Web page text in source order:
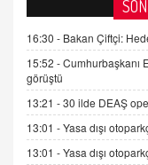
Kişisel
gelişimi
SEHER
Kış
9.12.2025
16:30 - Bakan Çiftçi:
15:52 -Cumhurbaşkanı
görüştü
13:21 -30 ilde DEAŞ
13:01 -Yasa dışı
13:01 -Yasa dışı